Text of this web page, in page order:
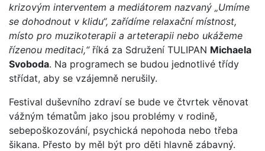
krizovým interventem a mediátorem nazvaný „Umíme
se dohodnout v klidu“, zařídíme relaxační místnost,
místo pro muzikoterapii a arteterapii nebo ukážeme
řízenou meditaci,“říká za Sdružení TULIPAN Michaela
Svoboda. Na programech se budou jednotlivé třídy
střídat, aby se vzájemně nerušily.
Festival duševního zdraví se bude ve čtvrtek věnovat
vážným tématům jako jsou problémy v rodině,
sebepoškozování, psychická nepohoda nebo třeba
šikana. Přesto by měl být pro děti hlavně zábavný.